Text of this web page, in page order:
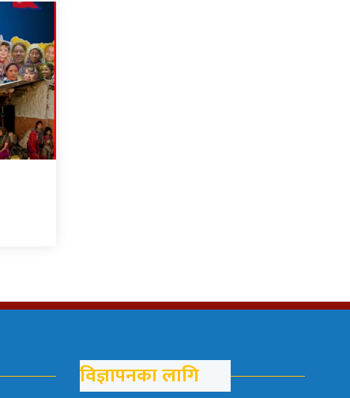
विज्ञापनका लागि